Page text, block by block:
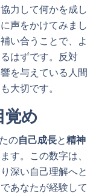
力して何かを成し
声をかけてみまし
い合うことで、よ
はずです。反対
を与えている人間
大切です。
覚め
の自己成長と精神
す。この数字は、
深い自己理解へと
あなたが経験して